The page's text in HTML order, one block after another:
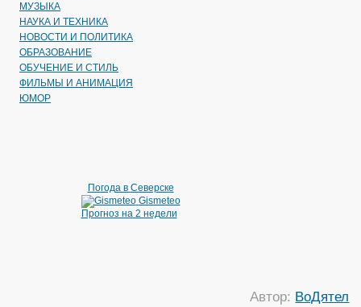
МУЗЫКА
НАУКА И ТЕХНИКА
НОВОСТИ И ПОЛИТИКА
ОБРАЗОВАНИЕ
ОБУЧЕНИЕ И СТИЛЬ
ФИЛЬМЫ И АНИМАЦИЯ
ЮМОР
Погода в Северске
Gismeteo
Прогноз на 2 недели
Автор: ВоДятел